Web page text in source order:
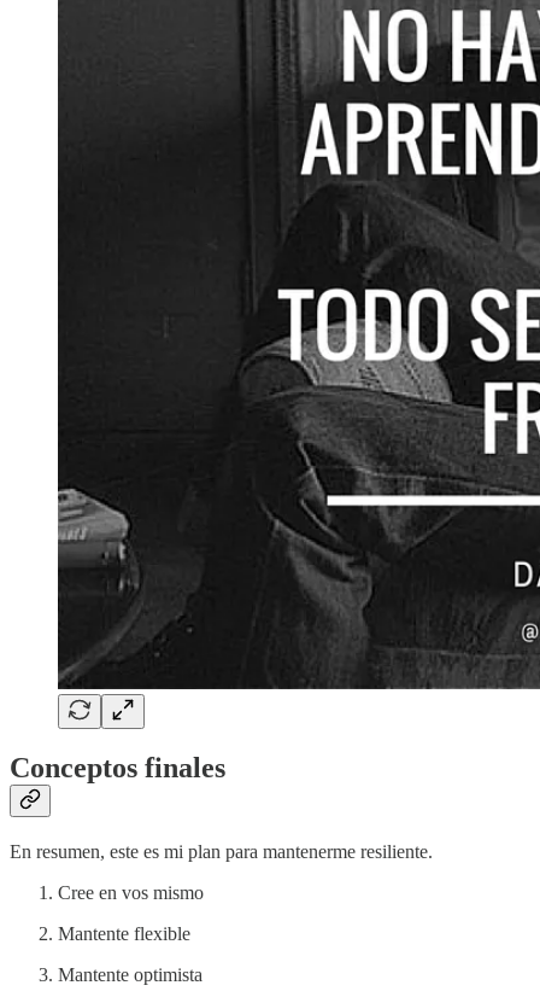
Conceptos finales
En resumen, este es mi plan para mantenerme resiliente.
Cree en vos mismo
Mantente flexible
Mantente optimista